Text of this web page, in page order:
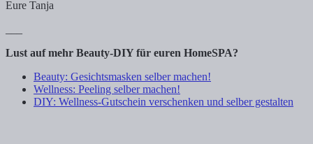
Eure Tanja
Lust auf mehr Beauty-DIY für euren HomeSPA?
Beauty: Gesichtsmasken selber machen!
Wellness: Peeling selber machen!
DIY: Wellness-Gutschein verschenken und selber gestalten